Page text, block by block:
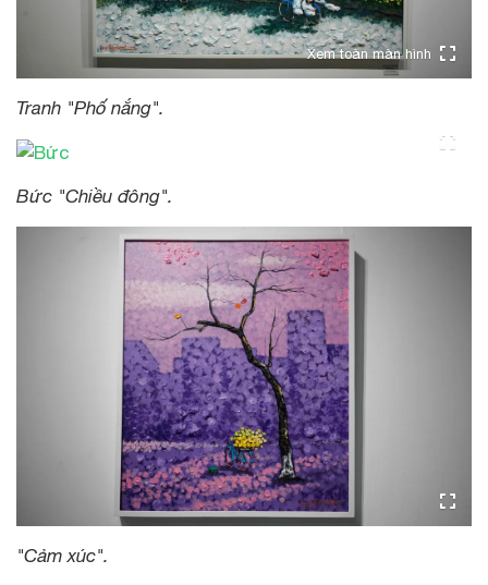
Xem toàn màn hình
Tranh "Phố nắng".
Bức "Chiều đông".
"Cảm xúc".